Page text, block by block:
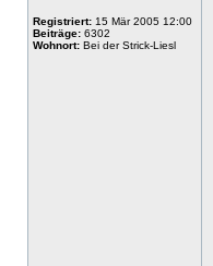
Registriert: 15 Mär 2005 12:00
Beiträge: 6302
Wohnort: Bei der Strick-Liesl